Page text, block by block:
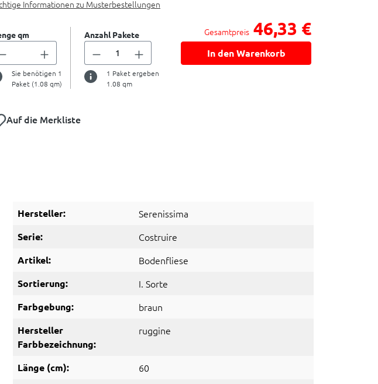
Informationen zu Musterbestellungen
qm
Sie benötigen 1
Paket (1.08 qm)
Anzahl Pakete
1 Paket ergeben
1.08 qm
Gesamtpreis 46,33 €
In den Warenkorb
Auf die Merkliste
Hersteller: Serenissima
Serie: Costruire
Artikel: Bodenfliese
Sortierung: I. Sorte
Farbgebung: braun
Hersteller
Farbbezeichnung:
ruggine
Länge (cm): 60